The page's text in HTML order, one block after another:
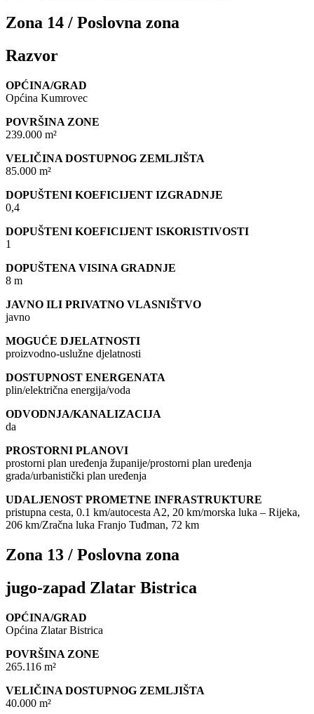
Zona 14 / Poslovna zona
Razvor
OPĆINA/GRAD
Općina Kumrovec
POVRŠINA ZONE
239.000 m²
VELIČINA DOSTUPNOG ZEMLJIŠTA
85.000 m²
DOPUŠTENI KOEFICIJENT IZGRADNJE
0,4
DOPUŠTENI KOEFICIJENT ISKORISTIVOSTI
1
DOPUŠTENA VISINA GRADNJE
8 m
JAVNO ILI PRIVATNO VLASNIŠTVO
javno
MOGUĆE DJELATNOSTI
proizvodno-uslužne djelatnosti
DOSTUPNOST ENERGENATA
plin/električna energija/voda
ODVODNJA/KANALIZACIJA
da
PROSTORNI PLANOVI
prostorni plan uređenja županije/prostorni plan uređenja
grada/urbanistički plan uređenja
UDALJENOST PROMETNE INFRASTRUKTURE
pristupna cesta, 0.1 km/autocesta A2, 20 km/morska luka – Rijeka,
206 km/Zračna luka Franjo Tuđman, 72 km
Zona 13 / Poslovna zona
jugo-zapad Zlatar Bistrica
OPĆINA/GRAD
Općina Zlatar Bistrica
POVRŠINA ZONE
265.116 m²
VELIČINA DOSTUPNOG ZEMLJIŠTA
40.000 m²